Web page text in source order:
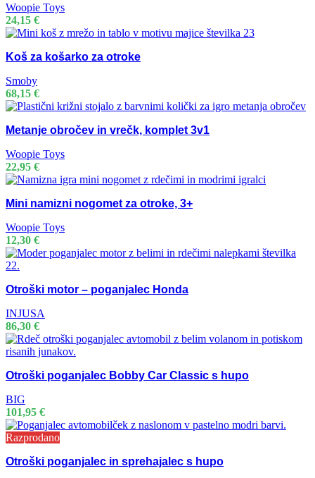
Woopie Toys
24,15 €
Koš za košarko za otroke
Smoby
68,15 €
Metanje obročev in vrečk, komplet 3v1
Woopie Toys
22,95 €
Mini namizni nogomet za otroke, 3+
Woopie Toys
12,30 €
Otroški motor – poganjalec Honda
INJUSA
86,30 €
Otroški poganjalec Bobby Car Classic s hupo
BIG
101,95 €
Razprodano
Otroški poganjalec in sprehajalec s hupo